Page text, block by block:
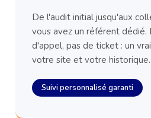
De l'audit initial jusqu'aux
vous avez un référent dédié.
d'appel, pas de ticket : un
votre site et votre historique.
Suivi personnalisé garanti